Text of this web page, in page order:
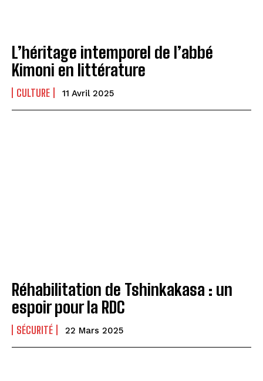
L’héritage intemporel de l’abbé
Kimoni en littérature
CULTURE 11 Avril 2025
Réhabilitation de Tshinkakasa : un
espoir pour la RDC
SÉCURITÉ 22 Mars 2025